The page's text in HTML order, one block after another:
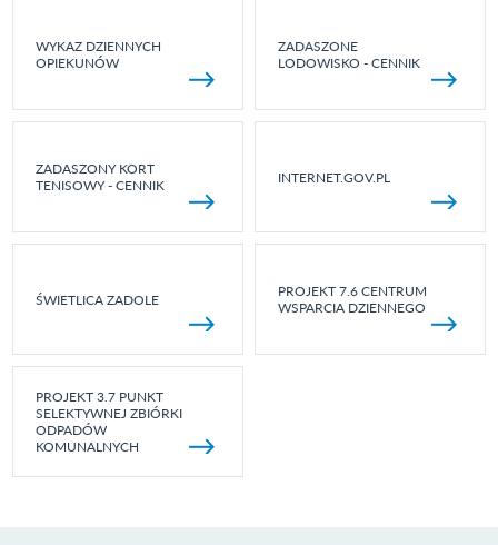
WYKAZ DZIENNYCH
OPIEKUNÓW
ZADASZONE
LODOWISKO - CENNIK
ZADASZONY KORT
TENISOWY - CENNIK
INTERNET.GOV.PL
ŚWIETLICA ZADOLE
PROJEKT 7.6 CENTRUM
WSPARCIA DZIENNEGO
PROJEKT 3.7 PUNKT
SELEKTYWNEJ ZBIÓRKI
ODPADÓW
KOMUNALNYCH